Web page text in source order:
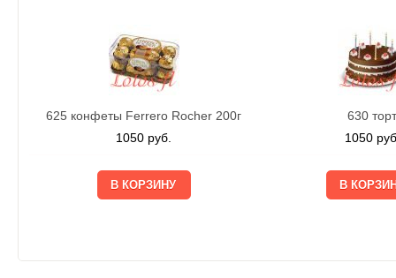
625 конфеты Ferrero Rocher 200г
1050 руб.
630
1050